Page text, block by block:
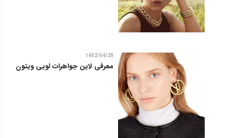
1402/04/20
معرفی لاین جواهرات لویی ویتون